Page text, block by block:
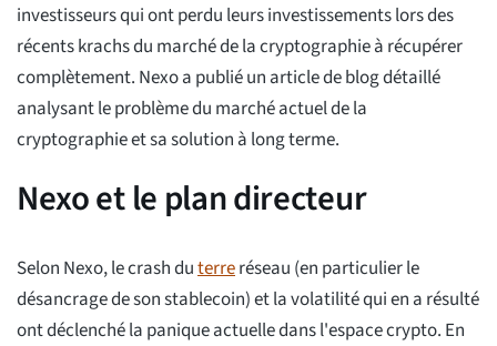
investisseurs qui ont perdu leurs investissements lors des
récents krachs du marché de la cryptographie à récupérer
complètement. Nexo a publié un article de blog détaillé
analysant le problème du marché actuel de la
cryptographie et sa solution à long terme.
Nexo et le plan directeur
Selon Nexo, le crash duterreréseau (en particulier le
désancrage de son stablecoin) et la volatilité qui en a résulté
ont déclenché la panique actuelle dans l'espace crypto. En